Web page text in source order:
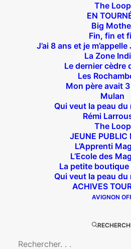
The Loop
EN
Big
Fin, fin et
J’ai 8 ans et je
La Zone
Le dernier cèdre
Les
Mon père avait
Mulan
Qui veut la peau du
Rémi
The Loop
JEUNE PUBLIC
L’Apprenti
L’Ecole des
La petite boutique
Qui veut la peau du
ACHIVES
AVIGNON
Théâtre des
14 bis rue Sainte Isaure
Joffrin / Simplon – Loc :
À
Big
La Zone
Le goût de la
The Loop